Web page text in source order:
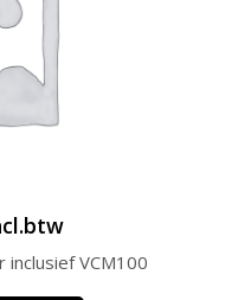
inclusief VCM100